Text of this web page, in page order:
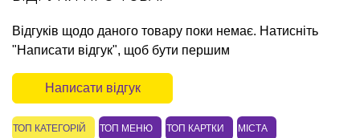
Відгуків щодо даного товару поки немає. Натисніть
"Написати відгук", щоб бути першим
Написати відгук
ТОП КАТЕГОРІЙ ТОП МЕНЮ ТОП КАРТКИ МІСТА